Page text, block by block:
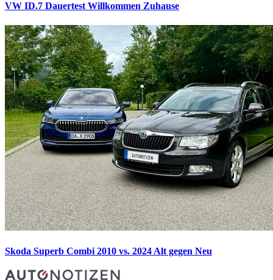
VW ID.7 Dauertest Willkommen Zuhause
Skoda Superb Combi 2010 vs. 2024 Alt gegen Neu